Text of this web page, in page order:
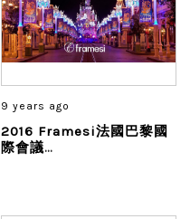
9 years ago
2016 Framesi法國巴黎國
際會議